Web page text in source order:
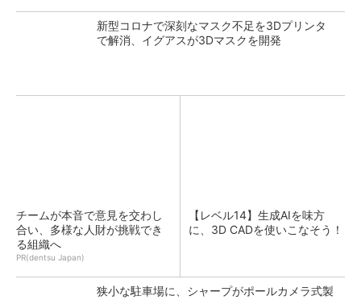
新型コロナで深刻なマスク不足を3Dプリンタ
で解消、イグアスが3Dマスクを開発
チームが本音で意見を交わし
合い、多様な人財が挑戦でき
る組織へ
PR(dentsu Japan)
【レベル14】生成AIを味方
に、3D CADを使いこなそう！
狭小な駐車場に、シャープがポールカメラ式製